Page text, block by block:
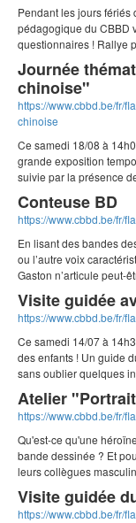
Pendant les jours fériés
pédagogique du CBBD
questionnaires ! Rallye
Journée
chinoise"
https://www.cbbd.be/fr/
chinoise
Ce samedi 18/08 à
grande exposition
suivie par la présence
Conteuse BD
https://www.cbbd.be/fr/
En lisant des bandes
ou l’autre voix
Gaston n’articule peut-
Visite guidée
https://www.cbbd.be/fr/
Ce samedi 14/07 à
des enfants ! Un guide
sans oublier quelques
Atelier
https://www.cbbd.be/fr/
Qu'est-ce qu'une
bande dessinée ? Et
leurs collègues
Visite guidée
https://www.cbbd.be/fr/